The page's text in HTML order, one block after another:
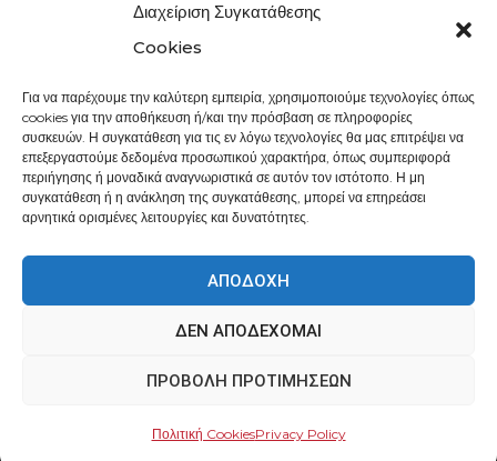
Διαχείριση Συγκατάθεσης
Cookies
Για να παρέχουμε την καλύτερη εμπειρία, χρησιμοποιούμε τεχνολογίες όπως
cookies για την αποθήκευση ή/και την πρόσβαση σε πληροφορίες
συσκευών. Η συγκατάθεση για τις εν λόγω τεχνολογίες θα μας επιτρέψει να
επεξεργαστούμε δεδομένα προσωπικού χαρακτήρα, όπως συμπεριφορά
περιήγησης ή μοναδικά αναγνωριστικά σε αυτόν τον ιστότοπο. Η μη
συγκατάθεση ή η ανάκληση της συγκατάθεσης, μπορεί να επηρεάσει
αρνητικά ορισμένες λειτουργίες και δυνατότητες.
ΑΠΟΔΟΧΉ
ΔΕΝ ΑΠΟΔΈΧΟΜΑΙ
ΠΡΟΒΟΛΉ ΠΡΟΤΙΜΉΣΕΩΝ
Πολιτική CookiesPrivacy Policy
ΣΤΟΙΧΕΊΑ ΕΠΙΚΟΙΝΩΝΊΑΣ
info@gowithraw.gr
24310 35062
Δευ. - Παρ. 08:00 - 20:00
gowithraw.gr © 2020 | Powered by